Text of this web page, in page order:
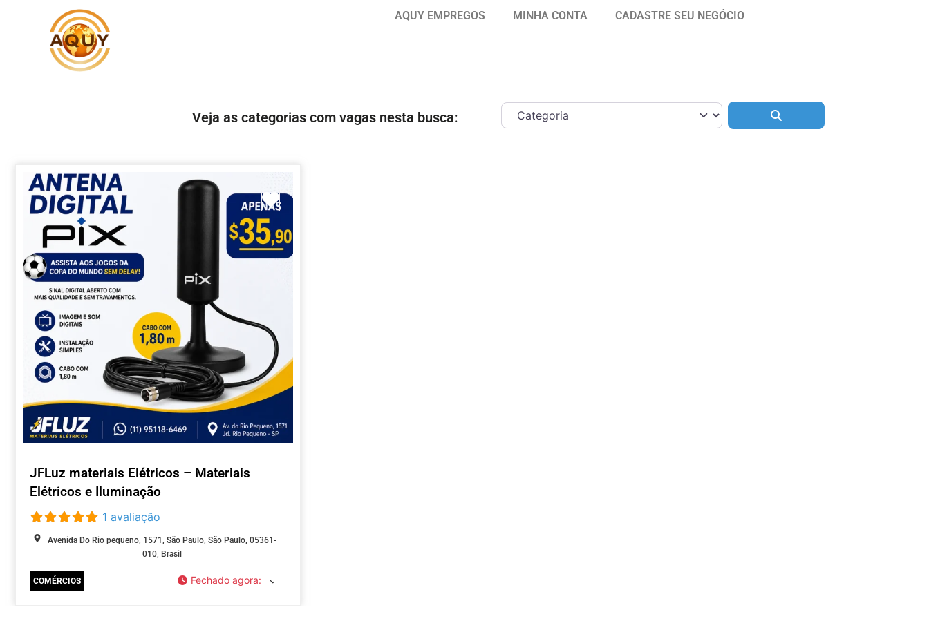
AQUY EMPREGOS MINHA CONTA CADASTRE SEU NEGÓCIO
Veja as categorias com vagas nesta busca:
Marcar como Favorito
JFLuz materiais Elétricos – Materiais
Elétricos e Iluminação
1 avaliação
Avenida Do Rio pequeno, 1571, São Paulo, São Paulo, 05361-
010, Brasil
COMÉRCIOS Fechado agora: